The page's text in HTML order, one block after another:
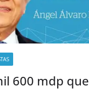
600 mdp que